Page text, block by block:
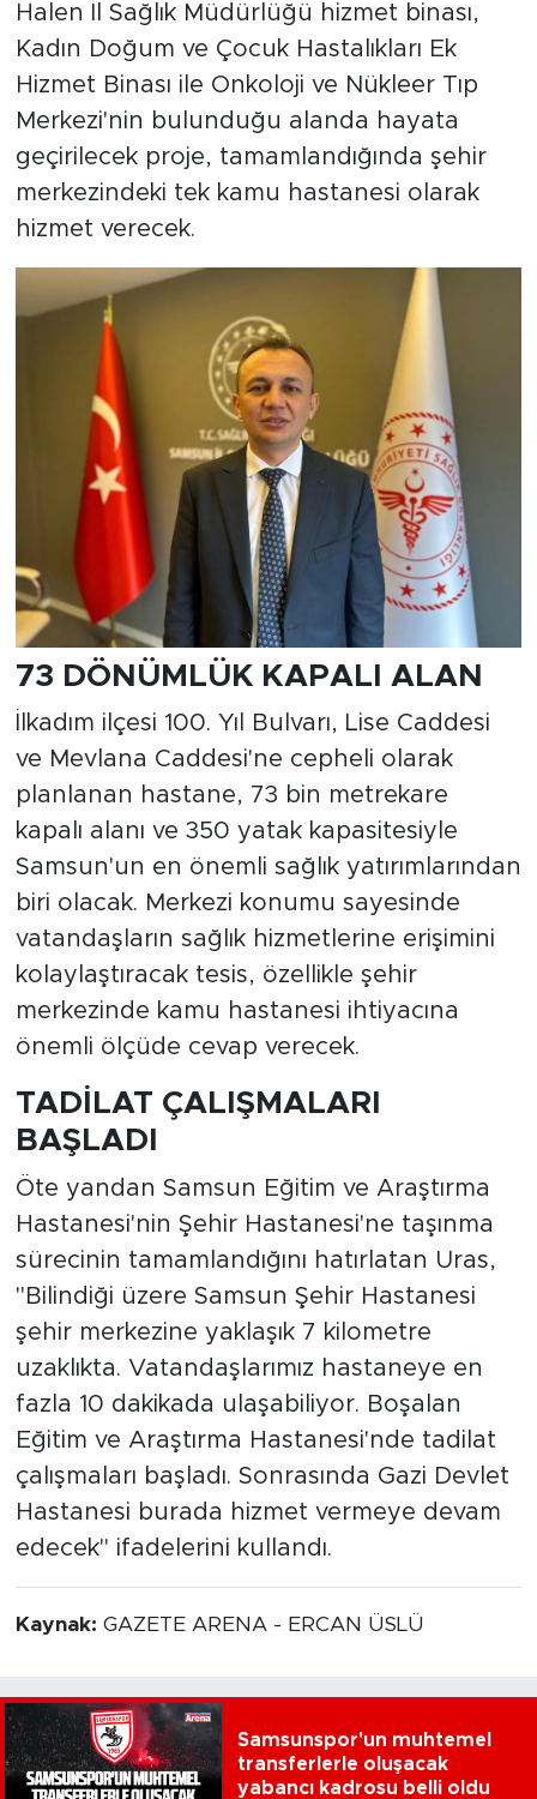
Halen İl Sağlık Müdürlüğü hizmet binası,
Kadın Doğum ve Çocuk Hastalıkları Ek
Hizmet Binası ile Onkoloji ve Nükleer Tıp
Merkezi'nin bulunduğu alanda hayata
geçirilecek proje, tamamlandığında şehir
merkezindeki tek kamu hastanesi olarak
hizmet verecek.
73 DÖNÜMLÜK KAPALI ALAN
İlkadım ilçesi 100. Yıl Bulvarı, Lise Caddesi
ve Mevlana Caddesi'ne cepheli olarak
planlanan hastane, 73 bin metrekare
kapalı alanı ve 350 yatak kapasitesiyle
Samsun'un en önemli sağlık yatırımlarından
biri olacak. Merkezi konumu sayesinde
vatandaşların sağlık hizmetlerine erişimini
kolaylaştıracak tesis, özellikle şehir
merkezinde kamu hastanesi ihtiyacına
önemli ölçüde cevap verecek.
TADİLAT ÇALIŞMALARI
BAŞLADI
Öte yandan Samsun Eğitim ve Araştırma
Hastanesi'nin Şehir Hastanesi'ne taşınma
sürecinin tamamlandığını hatırlatan Uras,
"Bilindiği üzere Samsun Şehir Hastanesi
şehir merkezine yaklaşık 7 kilometre
uzaklıkta. Vatandaşlarımız hastaneye en
fazla 10 dakikada ulaşabiliyor. Boşalan
Eğitim ve Araştırma Hastanesi'nde tadilat
çalışmaları başladı. Sonrasında Gazi Devlet
Hastanesi burada hizmet vermeye devam
edecek" ifadelerini kullandı.
Kaynak: GAZETE ARENA - ERCAN ÜSLÜ
Samsunspor'un muhtemel
transferlerle oluşacak
yabancı kadrosu belli oldu